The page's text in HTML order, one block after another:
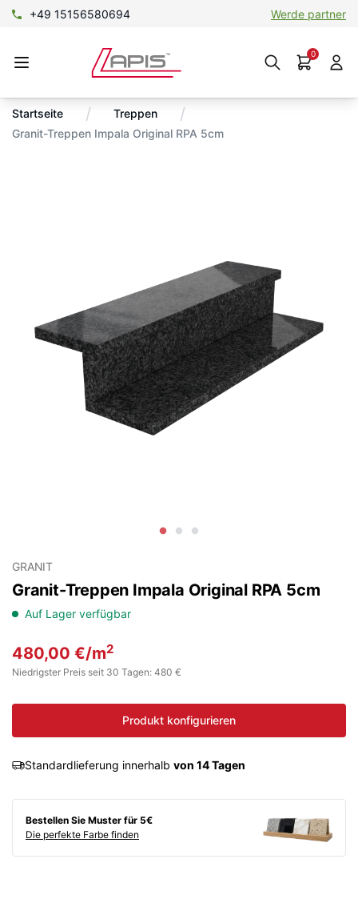
+49 15156580694 Werde partner
0
Startseite / Treppen /
Granit-Treppen Impala Original RPA 5cm
GRANIT
Granit-Treppen Impala Original RPA 5cm
Auf Lager verfügbar
480,00 €/m2
Niedrigster Preis seit 30 Tagen: 480 €
Produkt konfigurieren
Standardlieferung innerhalb von 14 Tagen
Bestellen Sie Muster für 5€
Die perfekte Farbe finden